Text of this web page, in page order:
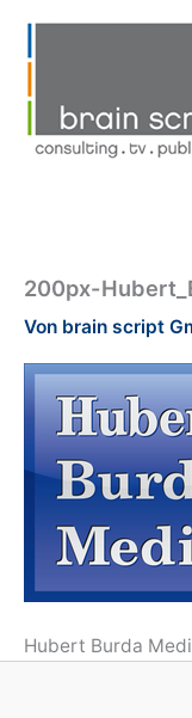
200px-
Von brain script
Hubert Burda